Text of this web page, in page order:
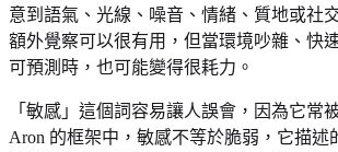
意到語氣、光線、噪音、情緒、質地或社
額外覺察可以很有用，但當環境吵雜、快
可預測時，也可能變得很耗力。
「敏感」這個詞容易讓人誤會，因為它常
Aron 的框架中，敏感不等於脆弱，它描述